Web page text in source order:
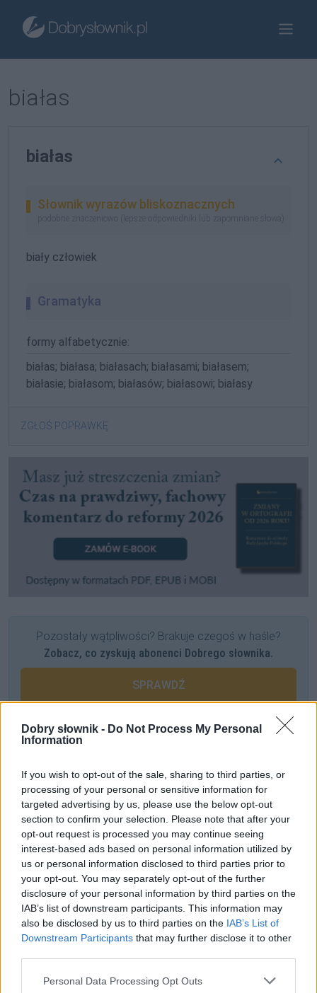
Dobry słownik - Do Not Process My Personal
Information
If you wish to opt-out of the sale, sharing to third parties, or
processing of your personal or sensitive information for
targeted advertising by us, please use the below opt-out
section to confirm your selection. Please note that after your
opt-out request is processed you may continue seeing
interest-based ads based on personal information utilized by
us or personal information disclosed to third parties prior to
your opt-out. You may separately opt-out of the further
disclosure of your personal information by third parties on the
IAB’s list of downstream participants. This information may
also be disclosed by us to third parties on the IAB’s List of
Downstream Participants that may further disclose it to other
Please note that this website/app uses one or more Google
Personal Data Processing Opt Outs
białas
białas
Słownik wyrazów bliskoznacznych
podobne znaczeniowo (lepsze odpowiedniki lub zapomniane słowa)
biały człowiek
Gramatyka
formy alfabetycznie:
białas; białasa; białasach; białasami; białasem;
białasie; białasom; białasów; białasowi; białasy
ZGŁOŚ POPRAWKĘ
Pozostały wątpliwości? Brakuje czegoś w haśle?
Zobacz, co zyskują abonenci Dobrego słownika.
SPRAWDŹ
Często sprawdzane
Odmiana:menedżerowie czymenedżerzy, menadżerowie
menadżerzy
Sylwester i jego ortografia
Werdykt w sprawiesędziny
Ciekawostki
lubczyk— Pochodzenie słowalubczyk i inne tajemnicze
historie
wolof— Można się dogadać